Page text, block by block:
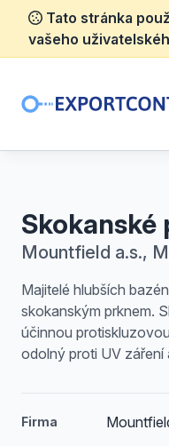
Tato stránka
vašeho
Skokanské
Mountfield a.s.,
Majitelé hlubších
skokanským prknem.
účinnou
odolný proti UV záření
Firma